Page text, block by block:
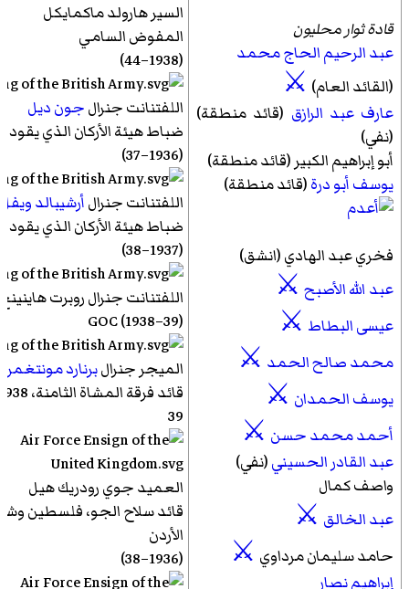
قادة ثوار محليون
عبد الرحيم الحاج محمد
(القائد العام) ⚔
عارف عبد الرازق (قائد منطقة)
(نفي)
أبو إبراهيم الكبير(قائد منطقة)
يوسف أبو درة(قائد منطقة)
فخري عبد الهادي(انشق)
عبد الله الأصبح ⚔
عيسى البطاط ⚔
محمد صالح الحمد ⚔
يوسف الحمدان ⚔
أحمد محمد حسن ⚔
عبد القادر الحسيني(نفي)
واصف كمال
عبد الخالق ⚔
حامد سليمان مرداوي ⚔
إبراهيم نصار
السيرهارولد ماكمايكل
المفوض السامي
(1938–44)
اللفتنانت جنرالجون ديل
ضباط هيئة الأركان الذي يقود
(1936–37)
اللفتنانت جنرالأرشيبالد ويفل
ضباط هيئة الأركان الذي يقود
(1937–38)
اللفتنانت جنرالروبرت هاينينغ
GOC (1938–39)
الميجر جنرالبرنارد
39
العميد جويرودريك هيل
قائد سلاح الجو، فلسطين
الأردن
(1936–38)